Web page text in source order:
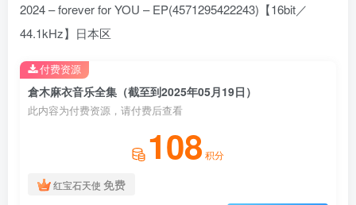
2024 – forever for YOU – EP(4571295422243)【16bit／
44.1kHz】日本区
倉木麻衣音乐全集（截至到2025年05月19日）
此内容为付费资源，请付费后查看
108 积分
红宝石天使 免费
付费资源